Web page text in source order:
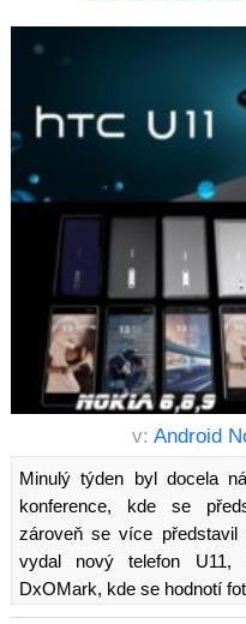
v: Android
Minulý týden byl docela
konference, kde se
zároveň se více
vydal nový telefon
DxOMark, kde se hodnotí